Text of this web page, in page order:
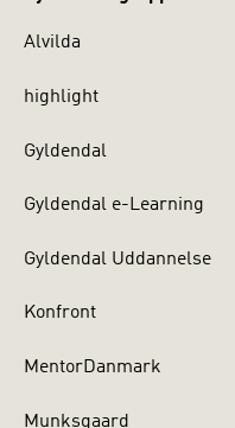
Alvilda
highlight
Gyldendal
Gyldendal e-Learning
Gyldendal Uddannelse
Konfront
MentorDanmark
Munksgaard